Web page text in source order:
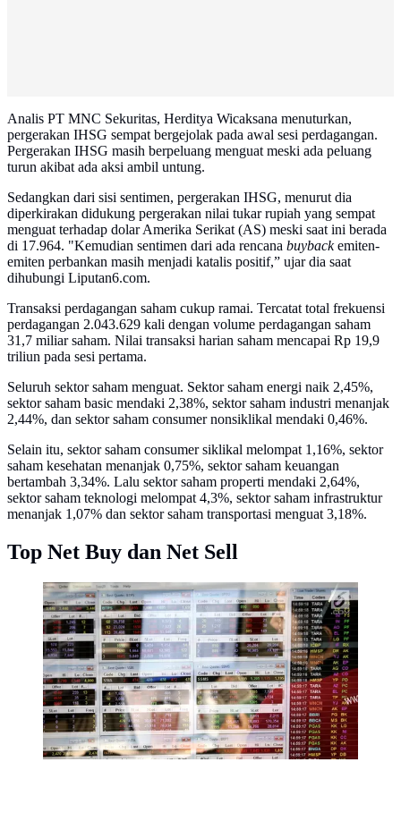
Analis PT MNC Sekuritas, Herditya Wicaksana menuturkan,
pergerakan IHSG sempat bergejolak pada awal sesi perdagangan.
Pergerakan IHSG masih berpeluang menguat meski ada peluang
turun akibat ada aksi ambil untung.
Sedangkan dari sisi sentimen, pergerakan IHSG, menurut dia
diperkirakan didukung pergerakan nilai tukar rupiah yang sempat
menguat terhadap dolar Amerika Serikat (AS) meski saat ini berada
di 17.964. "Kemudian sentimen dari ada rencana buybackemiten-
emiten perbankan masih menjadi katalis positif,” ujar dia saat
dihubungi Liputan6.com.
Transaksi perdagangan saham cukup ramai. Tercatat total frekuensi
perdagangan 2.043.629 kali dengan volume perdagangan saham
31,7 miliar saham. Nilai transaksi harian saham mencapai Rp 19,9
triliun pada sesi pertama.
Seluruh sektor saham menguat. Sektor saham energi naik 2,45%,
sektor saham basic mendaki 2,38%, sektor saham industri menanjak
2,44%, dan sektor saham consumer nonsiklikal mendaki 0,46%.
Selain itu, sektor saham consumer siklikal melompat 1,16%, sektor
saham kesehatan menanjak 0,75%, sektor saham keuangan
bertambah 3,34%. Lalu sektor saham properti mendaki 2,64%,
sektor saham teknologi melompat 4,3%, sektor saham infrastruktur
menanjak 1,07% dan sektor saham transportasi menguat 3,18%.
Top Net Buy dan Net Sell
Pekerja mengamati pergerakan Indeks Harga Saham
Gabungan (IHSG) di salah satu perusahaan Sekuritas,
Jakarta, Rabu (14/11). Indeks Harga Saham Gabungan
(IHSG) berhasil bertahan di zona hijau pada penutupan
perdagangan hari ini. (Liputan6.com/Angga Yuniar)